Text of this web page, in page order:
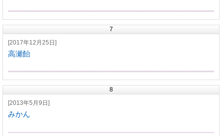
7
[2017年12月25日]
高瀬飴
8
[2013年5月9日]
みかん